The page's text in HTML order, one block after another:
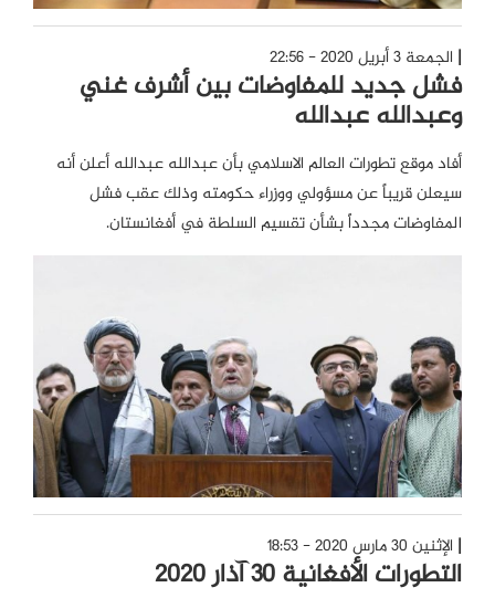
الجمعة 3 أبريل 2020 - 22:56
فشل جديد للمفاوضات بين أشرف غني
وعبدالله عبدالله
أفاد موقع تطورات العالم الاسلامي بأن عبدالله عبدالله أعلن أنه
سيعلن قريباً عن مسؤولي ووزراء حكومته وذلك عقب فشل
المفاوضات مجدداً بشأن تقسيم السلطة في أفغانستان.
الإثنين 30 مارس 2020 - 18:53
التطورات الأفغانية 30 آذار 2020